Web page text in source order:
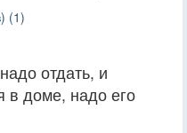
(1)
отдать, и
в доме, надо его